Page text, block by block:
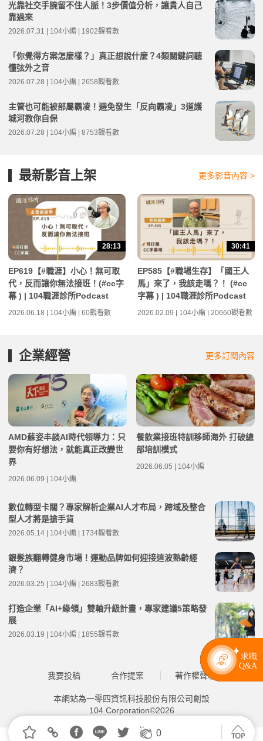
0
光靠社交手腕留不住人脈！3步價值分析，讓貴人自己
靠過來
2026.07.31 | 104小編 | 1902觀看數
「你覺得方案怎麼樣？」真正想說什麼？4類關鍵詞聽
懂弦外之音
2026.07.28 | 104小編 | 2658觀看數
主管也可能被部屬霸凌！避免發生「反向霸凌」3道護
城河教你自保
2026.07.28 | 104小編 | 8753觀看數
最新影音上架 更多影音內容 >
28:13
EP619【#職涯】小心！無可取
代，反而讓你無法接班！(#cc字
幕 ) | 104職涯診所Podcast
2026.06.18 | 104小編 | 60觀看數
30:41
EP585【#職場生存】「國王人
馬」來了，我該走嗎？！ (#cc
字幕 ) | 104職涯診所Podcast
2026.02.09 | 104小編 | 20660觀看數
企業經營 更多訂閱內容
AMD蘇姿丰談AI時代領導力：只
要你有好想法，就能真正改變世
界
2026.06.09 | 104小編
餐飲業接班特訓移師海外 打破總
部培訓模式
2026.06.05 | 104小編
數位轉型卡關？專家解析企業AI人才布局，跨域及整合
型人才將是搶手貨
2026.05.14 | 104小編 | 1734觀看數
銀髮族翻轉健身市場！運動品牌如何迎接這波熟齡經
濟？
2026.03.25 | 104小編 | 2683觀看數
打造企業「AI+綠領」雙軸升級計畫，專家建議5策略發
展
2026.03.19 | 104小編 | 1855觀看數
我要投稿 合作提案 著作權聲明
本網站為一零四資訊科技股份有限公司創設
104 Corporation©2026